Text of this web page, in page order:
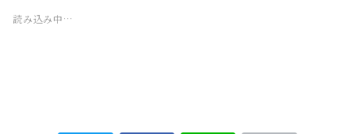
読み込み中…